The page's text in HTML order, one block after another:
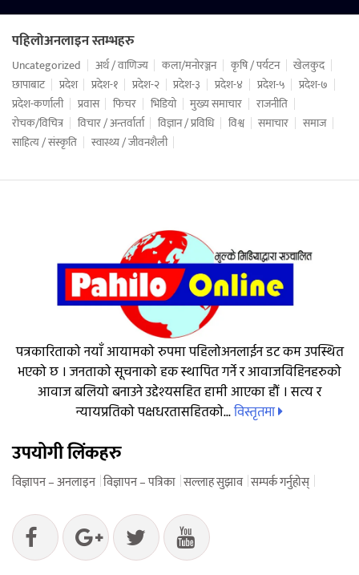
पहिलोअनलाइन स्तम्भहरु
Uncategorized अर्थ / वाणिज्य कला/मनोरञ्जन कृषि / पर्यटन
खेलकुद
छापाबाट
प्रदेश प्रदेश-१ प्रदेश-२ प्रदेश-३ प्रदेश-४ प्रदेश-५
प्रदेश-७
प्रदेश-कर्णाली
प्रवास फिचर भिडियो मुख्य समाचार
राजनीति
रोचक/विचित्र
विचार / अन्तर्वार्ता विज्ञान / प्रविधि विश्व समाचार
समाज
साहित्य / संस्कृति
स्वास्थ्य / जीवनशैली
पत्रकारिताको नयाँ आयामको रुपमा पहिलोअनलाईन डट कम उपस्थित
भएको छ । जनताको सूचनाको हक स्थापित गर्ने र आवाजविहिनहरुको
आवाज बलियो बनाउने उद्देश्यसहित हामी आएका हौं । सत्य र
न्यायप्रतिको पक्षधरतासहितको...विस्तृतमा
उपयोगी लिंकहरु
विज्ञापन – अनलाइन विज्ञापन – पत्रिका सल्लाह सुझाव सम्पर्क गर्नुहोस्